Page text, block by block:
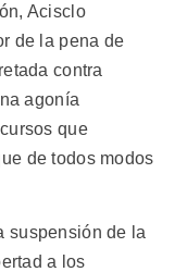
Acisclo
de la pena de
contra
agonía
que
de todos modos
suspensión de la
a los